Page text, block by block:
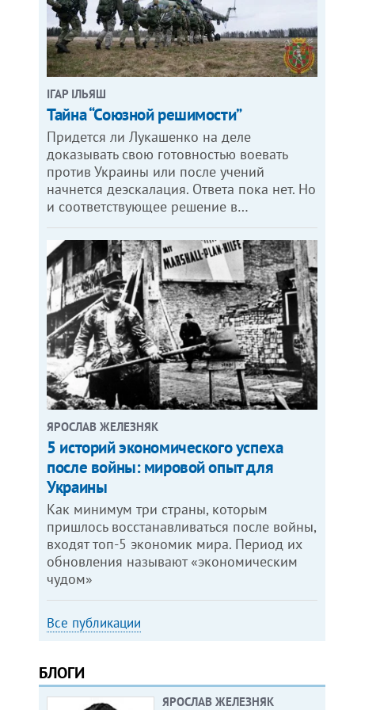
ІГАР ІЛЬЯШ
Тайна “Союзной решимости”
Придется ли Лукашенко на деле
доказывать свою готовностью воевать
против Украины или после учений
начнется деэскалация. Ответа пока нет. Но
и соответствующее решение в…
ЯРОСЛАВ ЖЕЛЕЗНЯК
5 историй экономического успеха
после войны: мировой опыт для
Украины
Как минимум три страны, которым
пришлось восстанавливаться после войны,
входят топ-5 экономик мира. Период их
обновления называют «экономическим
чудом»
Все публикации
БЛОГИ
ЯРОСЛАВ ЖЕЛЕЗНЯК